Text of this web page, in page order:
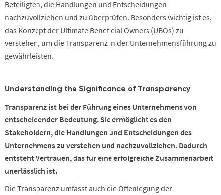
Beteiligten, die Handlungen und Entscheidungen
nachzuvollziehen und zu überprüfen. Besonders wichtig ist es,
das Konzept der Ultimate Beneficial Owners (UBOs) zu
verstehen, um die Transparenz in der Unternehmensführung zu
gewährleisten.
Understanding the Significance of Transparency
Transparenz ist bei der Führung eines Unternehmens von
entscheidender Bedeutung. Sie ermöglicht es den
Stakeholdern, die Handlungen und Entscheidungen des
Unternehmens zu verstehen und nachzuvollziehen. Dadurch
entsteht Vertrauen, das für eine erfolgreiche Zusammenarbeit
unerlässlich ist.
Die Transparenz umfasst auch die Offenlegung der